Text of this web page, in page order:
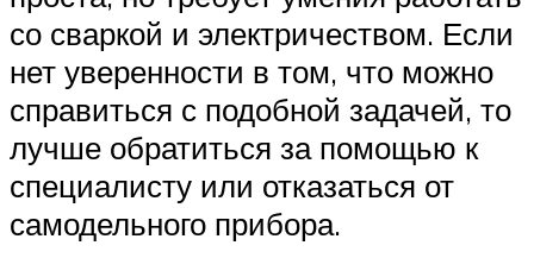
со сваркой и электричеством. Если
нет уверенности в том, что можно
справиться с подобной задачей, то
лучше обратиться за помощью к
специалисту или отказаться от
самодельного прибора.